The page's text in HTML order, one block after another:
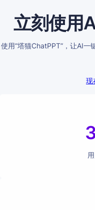
立刻使用
使用“塔猫ChatPPT”，让AI
现